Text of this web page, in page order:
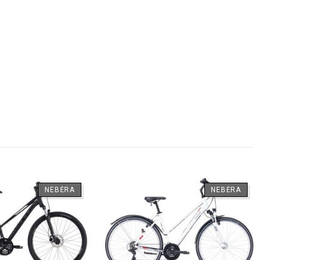
NEBĖRA NEBĖRA